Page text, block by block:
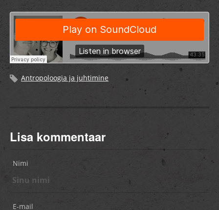
Antropoloogia ja juhtimine
Lisa kommentaar
Nimi
E-mail